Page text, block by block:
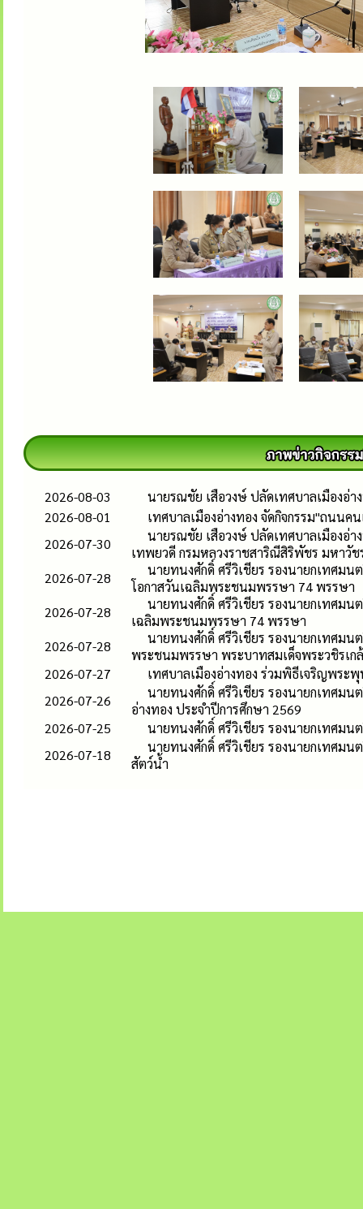
2026-08-03
นายรณชัย เสือวงษ์ ปลัดเทศบาลเมืองอ่า
2026-08-01
เทศบาลเมืองอ่างทอง จัดกิจกรรม"ถนนค
2026-07-30
นายรณชัย เสือวงษ์ ปลัดเทศบาลเมืองอ่
เทพยวดี กรมหลวงราชสาริณีสิริพัชร มหาวัช
2026-07-28
นายทนงศักดิ์ ศรีวิเชียร รองนายกเทศม
โอกาสวันเฉลิมพระชนมพรรษา 74 พรรษา
2026-07-28
นายทนงศักดิ์ ศรีวิเชียร รองนายกเทศมน
เฉลิมพระชนมพรรษา 74 พรรษา
2026-07-28
นายทนงศักดิ์ ศรีวิเชียร รองนายกเทศม
พระชนมพรรษา พระบาทสมเด็จพระวชิรเก
2026-07-27
เทศบาลเมืองอ่างทอง ร่วมพิธีเจริญพระ
2026-07-26
นายทนงศักดิ์ ศรีวิเชียร รองนายกเทศม
อ่างทอง ประจำปีการศึกษา 2569
2026-07-25
นายทนงศักดิ์ ศรีวิเชียร รองนายกเทศม
2026-07-18
นายทนงศักดิ์ ศรีวิเชียร รองนายกเทศม
สัตว์น้ำ